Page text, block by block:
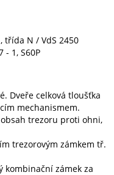
třída N / VdS 2450
- 1, S60P
Dveře celková tloušťka
mechanismem.
trezoru proti ohni,
trezorovým zámkem tř.
kombinační zámek za